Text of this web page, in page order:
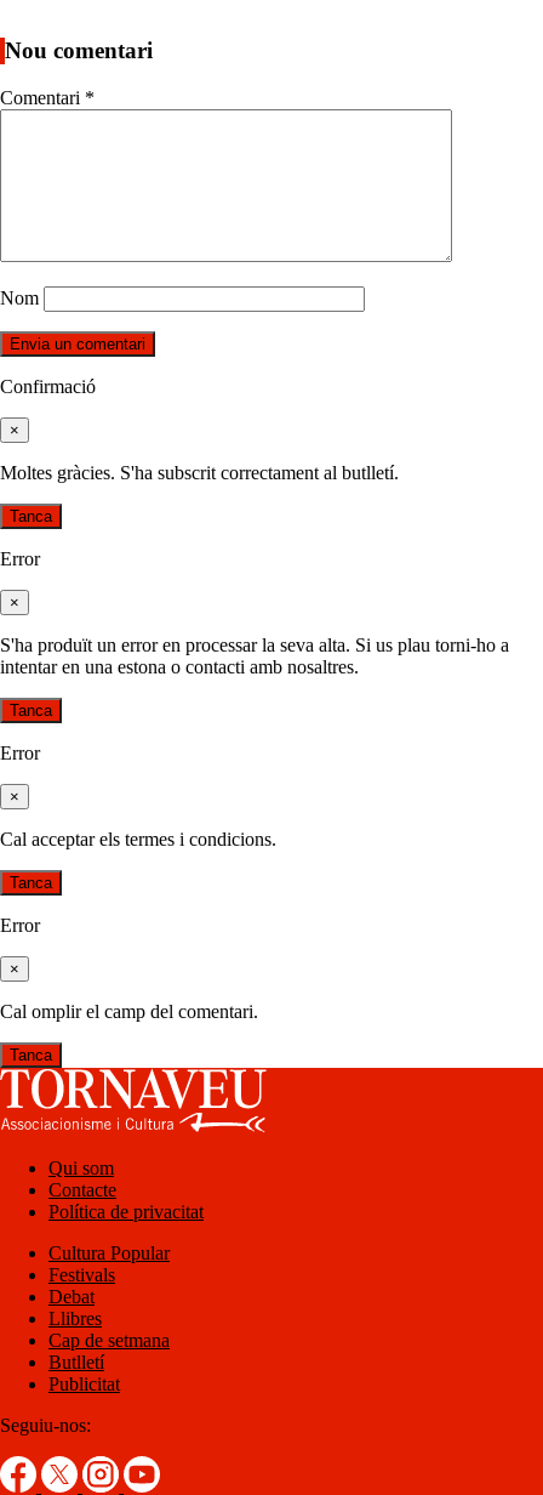
Nou comentari
Comentari *
Nom
Confirmació
×
Moltes gràcies. S'ha subscrit correctament al butlletí.
Tanca
Error
×
S'ha produït un error en processar la seva alta. Si us plau torni-ho a
intentar en una estona o contacti amb nosaltres.
Tanca
Error
×
Cal acceptar els termes i condicions.
Tanca
Error
×
Cal omplir el camp del comentari.
Tanca
Qui som
Contacte
Política de privacitat
Cultura Popular
Festivals
Debat
Llibres
Cap de setmana
Butlletí
Publicitat
Seguiu-nos: